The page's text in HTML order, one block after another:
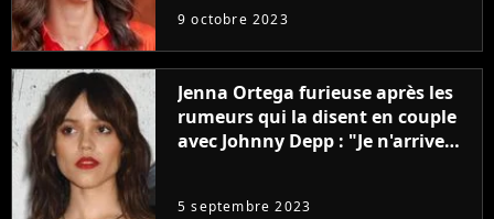
9 octobre 2023
Jenna Ortega furieuse après les
rumeurs qui la disent en couple
avec Johnny Depp : "Je n'arrive
5 septembre 2023